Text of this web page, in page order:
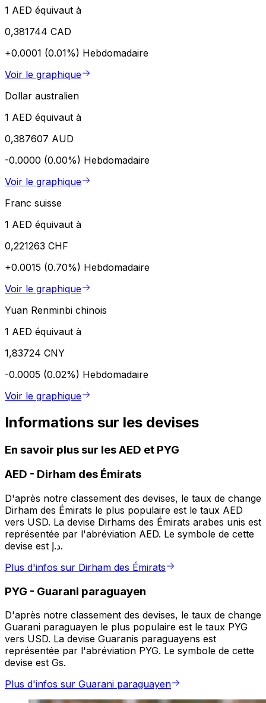
1 AED équivaut à
0,381744 CAD
+0.0001 (0.01%) Hebdomadaire
Voir le graphique
Dollar australien
1 AED équivaut à
0,387607 AUD
-0.0000 (0.00%) Hebdomadaire
Voir le graphique
Franc suisse
1 AED équivaut à
0,221263 CHF
+0.0015 (0.70%) Hebdomadaire
Voir le graphique
Yuan Renminbi chinois
1 AED équivaut à
1,83724 CNY
-0.0005 (0.02%) Hebdomadaire
Voir le graphique
Informations sur les devises
En savoir plus sur les AED et PYG
AED - Dirham des Émirats
D'après notre classement des devises, le taux de change
Dirham des Émirats le plus populaire est le taux AED
vers USD. La devise Dirhams des Émirats arabes unis est
représentée par l'abréviation AED. Le symbole de cette
devise est د.إ.
Plus d'infos sur Dirham des Émirats
PYG - Guarani paraguayen
D'après notre classement des devises, le taux de change
Guarani paraguayen le plus populaire est le taux PYG
vers USD. La devise Guaranis paraguayens est
représentée par l'abréviation PYG. Le symbole de cette
devise est Gs.
Plus d'infos sur Guarani paraguayen